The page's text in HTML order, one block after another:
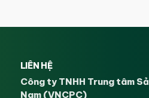
LIÊN HỆ
Công ty TNHH Trung tâm
Nam (VNCPC)